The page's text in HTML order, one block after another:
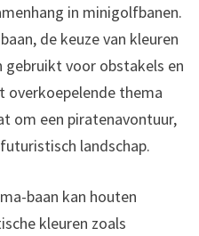
in minigolfbanen.
de keuze van kleuren
voor obstakels en
overkoepelende thema
om een piratenavontuur,
landschap.
baan kan houten
kleuren zoals